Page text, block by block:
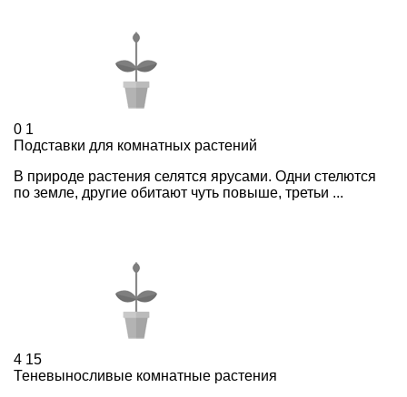
0 1
Подставки для комнатных растений
В природе растения селятся ярусами. Одни стелются
по земле, другие обитают чуть повыше, третьи ...
4 15
Теневыносливые комнатные растения